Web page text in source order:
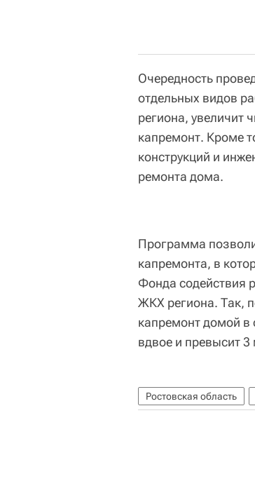
Очередность
отдельных видов
региона, увеличит
капремонт. Кроме
конструкций и
ремонта дома.
Программа
капремонта, в
Фонда содействия
ЖКХ региона. Так,
капремонт домой в
вдвое и превысит
Ростовская область